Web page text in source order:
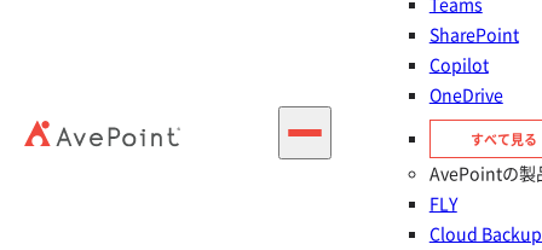
SharePoint
Copilot
OneDrive
すべて見る
AvePointの製
FLY
Cloud